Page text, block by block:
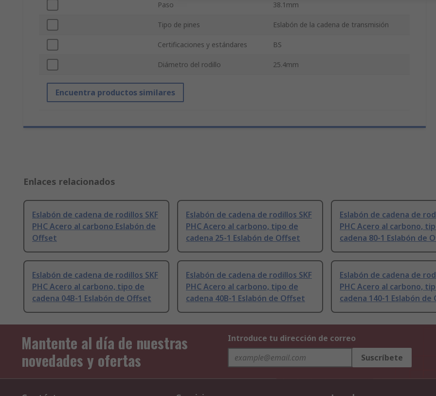
Paso 38.1mm
Tipo de pines Eslabón de la cadena de transmisión
Certificaciones y estándares BS
Diámetro del rodillo 25.4mm
Encuentra productos similares
Enlaces relacionados
Eslabón de cadena de rodillos SKF
PHC Acero al carbono Eslabón de
Offset
Eslabón de cadena de rodillos SKF
PHC Acero al carbono, tipo de
cadena 25-1 Eslabón de Offset
Eslabón de cadena de
PHC Acero al carbono,
cadena 80-1 Eslabón de
Eslabón de cadena de rodillos SKF
PHC Acero al carbono, tipo de
cadena 04B-1 Eslabón de Offset
Eslabón de cadena de rodillos SKF
PHC Acero al carbono, tipo de
cadena 40B-1 Eslabón de Offset
Eslabón de cadena de
PHC Acero al carbono,
cadena 140-1 Eslabón de
Mantente al día de nuestras
novedades y ofertas
Introduce tu dirección de correo
Suscríbete